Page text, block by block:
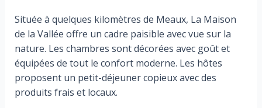
Située à quelques kilomètres de Meaux, La Maison
de la Vallée offre un cadre paisible avec vue sur la
nature. Les chambres sont décorées avec goût et
équipées de tout le confort moderne. Les hôtes
proposent un petit-déjeuner copieux avec des
produits frais et locaux.